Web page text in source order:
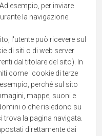
esempio, per inviare
la navigazione.
l'utente può ricevere sul
di siti o di web server
dal titolare del sito). In
come "cookie di terze
perché sul sito
mappe, suoni e
o che risiedono su
trova la pagina navigata.
direttamente dai